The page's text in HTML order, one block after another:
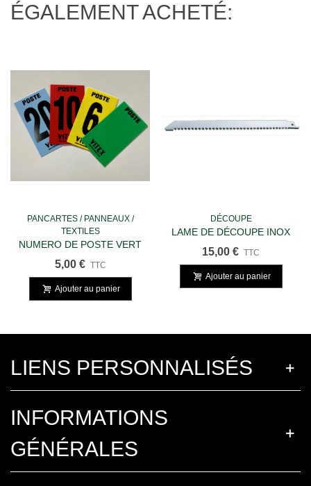
ÉGALEMENT ACHETÉ:
PANCARTES / PANNEAUX /
TEXTILES
NUMERO DE POSTE VERT
5,00 € TTC
Ajouter au panier
DÉCOUPE
LAME DE DÉCOUPE INOX
SUPPLÉMENTAIRE 23 CM
15,00 € TTC
Ajouter au panier
LIENS PERSONNALISÉS
INFORMATIONS
GÉNÉRALES